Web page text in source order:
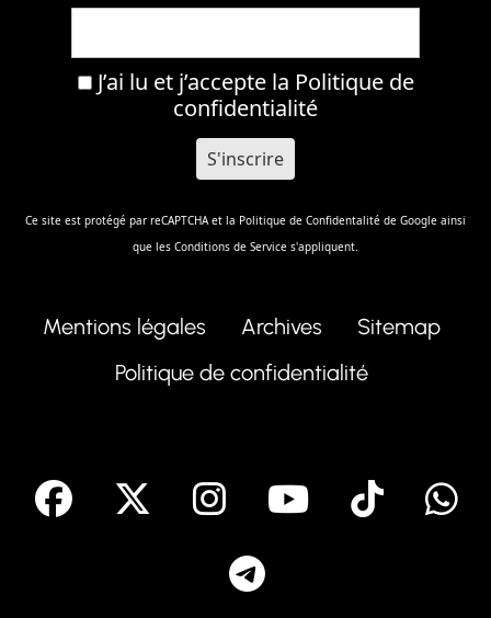
J’ai lu et j’accepte la Politique de
confidentialité
Ce site est protégé par reCAPTCHA et la Politique de Confidentalité de Google ainsi
que les Conditions de Service s'appliquent.
Mentions légales Archives
Sitemap
Politique de confidentialité
facebook Instagram
Youtube
Tik